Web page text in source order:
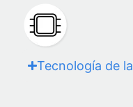
Tecnología de